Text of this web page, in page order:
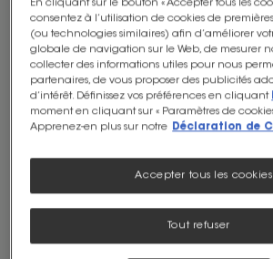
tomates, basilic
Boissons sucrées Niveau
Nombre de portions:2
Durée
min
Imprimer
Ingrédients:
100 g de tomates cerises
En cliquant sur le bouton « Accepter tous les
consentez à l’utilisation de cookies de
(ou technologies similaires) afin d’améliorer
globale de navigation sur le Web, de mesurer
collecter des informations utiles pour nous
partenaires, de vous proposer des publicités
d’intérêt. Définissez vos préférences en cliquant
moment en cliquant sur « Paramètres de
Apprenez-en plus sur notre
Déclaration de
Tout refuser
Accepter tous les cookies